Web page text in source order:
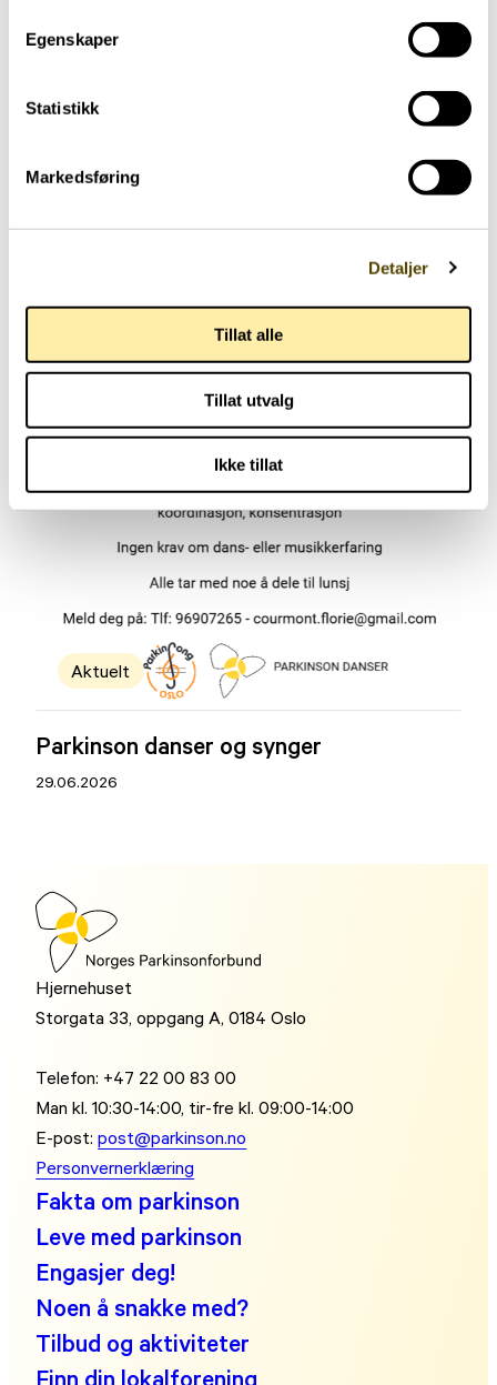
Egenskaper
Statistikk
Markedsføring
Detaljer
Tillat alle
Tillat utvalg
Ikke tillat
02.07.2026
Aktuelt
Parkinson danser og synger
29.06.2026
Hjernehuset
Storgata 33, oppgang A, 0184 Oslo
Telefon: +47 22 00 83 00
Man kl. 10:30-14:00, tir-fre kl. 09:00-14:00
E-post:post@parkinson.no
Personvernerklæring
Fakta om parkinson
Leve med parkinson
Engasjer deg!
Noen å snakke med?
Tilbud og aktiviteter
Finn din lokalforening